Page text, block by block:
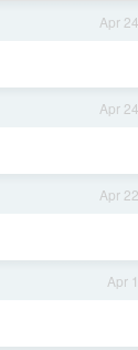
Apr 24
Apr 24
Apr 22
Apr 1